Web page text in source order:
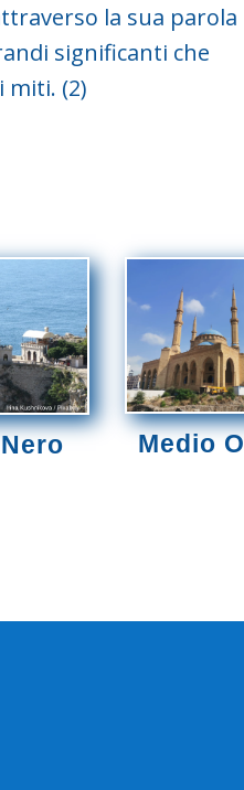
la sua parola
significanti che
miti. (2)
Medio